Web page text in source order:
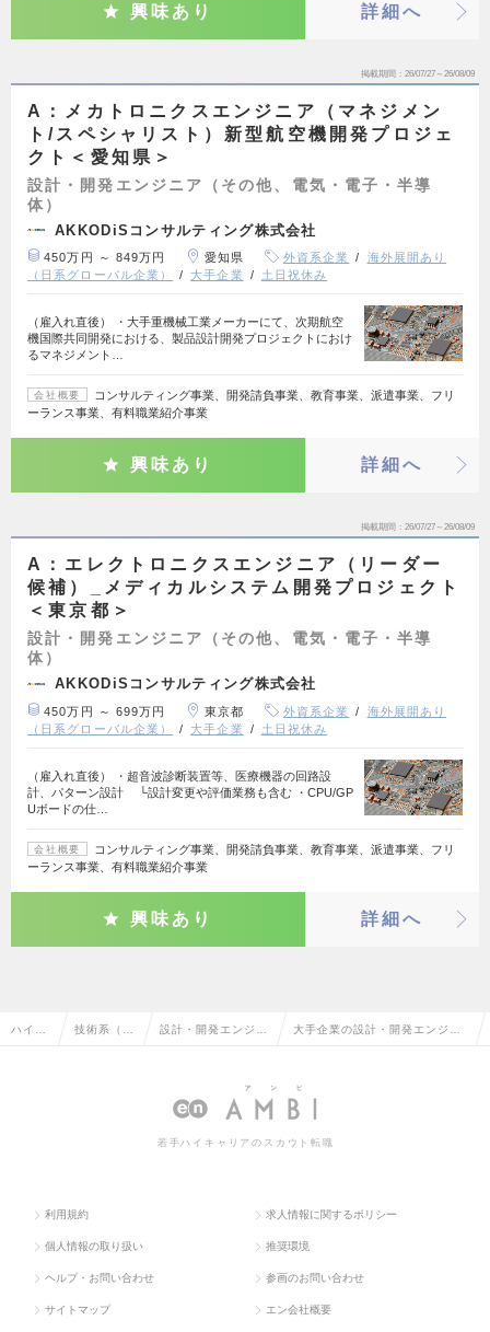
興味あり 詳細へ
掲載期間 26/07/27～26/08/09
A：メカトロニクスエンジニア（マネジメン
ト/スペシャリスト）新型航空機開発プロジェ
クト＜愛知県＞
設計・開発エンジニア（その他、電気・電子・半導
体）
AKKODiSコンサルティング株式会社
450万円 ～ 849万円 愛知県 外資系企業
海外展開あり
（日系グローバル企業）
大手企業 土日祝休み
（雇入れ直後） ・大手重機械工業メーカーにて、次期航空
機国際共同開発における、製品設計開発プロジェクトにおけ
るマネジメント…
会社概要
コンサルティング事業、開発請負事業、教育事業、派遣事業、フリ
ーランス事業、有料職業紹介事業
興味あり 詳細へ
掲載期間 26/07/27～26/08/09
A：エレクトロニクスエンジニア（リーダー
候補）_メディカルシステム開発プロジェクト
＜東京都＞
設計・開発エンジニア（その他、電気・電子・半導
体）
AKKODiSコンサルティング株式会社
450万円 ～ 699万円 東京都 外資系企業
海外展開あり
（日系グローバル企業）
大手企業 土日祝休み
（雇入れ直後） ・超音波診断装置等、医療機器の回路設
計、パターン設計 └設計変更や評価業務も含む ・CPU/GP
Uボードの仕…
会社概要
コンサルティング事業、開発請負事業、教育事業、派遣事業、フリ
ーランス事業、有料職業紹介事業
興味あり 詳細へ
ハイク 技術系（電 設計・開発エンジニ
電子・半導体）
大手企業の設計・開発エンジニ
体）の転職・求人情報一覧
若手ハイキャリアのスカウト転職
利用規約 求人情報に関するポリシー
個人情報の取り扱い 推奨環境
ヘルプ・お問い合わせ 参画のお問い合わせ
サイトマップ エン会社概要